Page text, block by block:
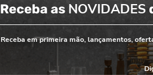
Receba asNOVIDADES
Receba em primeira mão, lançamentos,